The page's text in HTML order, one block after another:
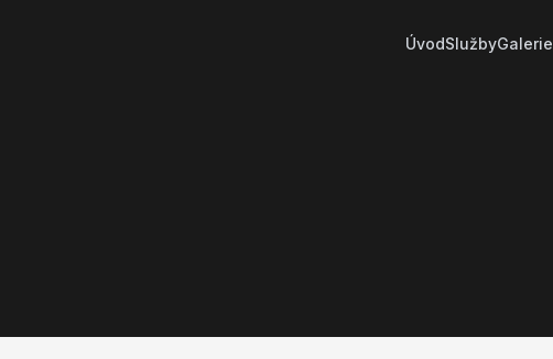
ÚvodSlužbyGalerie